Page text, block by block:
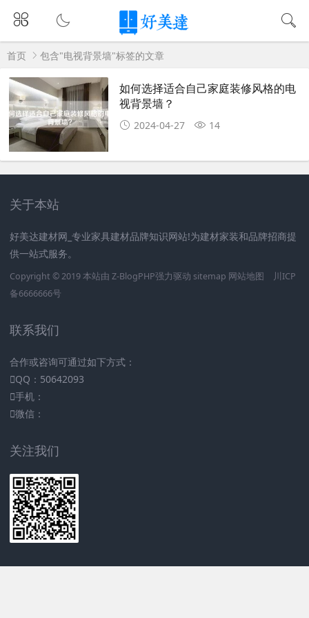
首页 包含"电视背景墙"标签的文章
如何选择适合自己家庭装修风格的电
视背景墙？
2024-04-27 14
关于本站
好美达建材网_专业家具建材品牌知识网站!为建材家装和品牌招商提
供一站式服务。
Copyright © 2019 本站由 Z-BlogPHP强力驱动 sitemap 网站地图
川ICP
备6666666号
联系我们
合作或咨询可通过如下方式：
QQ：50642093
手机：
微信：
关注我们